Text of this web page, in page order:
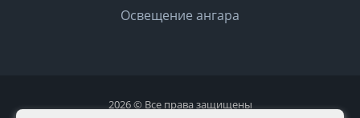
Освещение ангара
2026 © Все права защищены
Политика конфиденциальности Карта сайта